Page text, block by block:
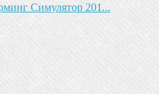
Симулятор 201...